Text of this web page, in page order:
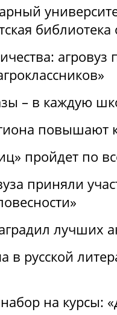
– в каждую
повышают
пройдет по
приняли
лучших
в русской
на курсы: